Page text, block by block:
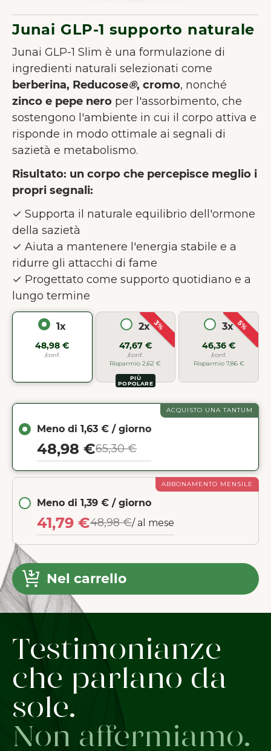
Junai GLP-1 supporto naturale
Junai GLP-1 Slim è una formulazione di
ingredienti naturali selezionati come
berberina, Reducose®, cromo, nonché
zinco e pepe nero per l'assorbimento, che
sostengono l'ambiente in cui il corpo attiva e
risponde in modo ottimale ai segnali di
sazietà e metabolismo.
Risultato: un corpo che percepisce meglio i
propri segnali:
✓ Supporta il naturale equilibrio dell'ormone
della sazietà
✓ Aiuta a mantenere l'energia stabile e a
ridurre gli attacchi di fame
✓ Progettato come supporto quotidiano e a
lungo termine
1x
48,98 €
/conf.
3%
2x
47,67 €
/conf.
Risparmio 2,62 €
PIÙ
POPOLARE
5%
3x
46,36 €
/conf.
Risparmio 7,86 €
ABBONAMENTO MENSILE
Meno di 1,39 € / giorno
41,79 €48,98 €/ al mese
ACQUISTO UNA TANTUM
Meno di 1,63 € / giorno
48,98 €65,30 €
Nel carrello
Testimonianze
che parlano da
sole.
Non affermiamo.